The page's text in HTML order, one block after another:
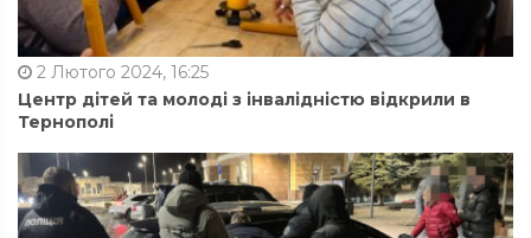
2 Лютого 2024, 16:25
Центр дітей та молоді з інвалідністю відкрили в
Тернополі